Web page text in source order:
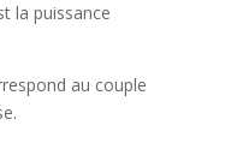
la puissance
au couple